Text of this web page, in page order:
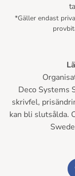
*Gäller endast
Deco Systems
skrivfel,
kan bli slutsålda.